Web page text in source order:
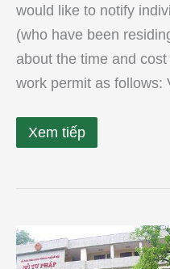
would like to notify
(who have been
about the time and
work permit as
Xem tiếp
Dịch
thuật
công